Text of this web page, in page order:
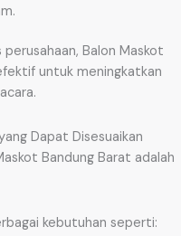
Balon Maskot
untuk meningkatkan
Dapat Disesuaikan
Bandung Barat adalah
kebutuhan seperti: